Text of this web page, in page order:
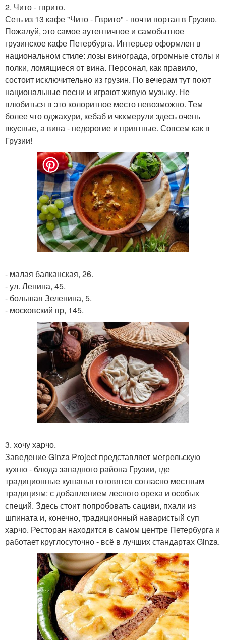
2. Чито - гврито.
Сеть из 13 кафе "Чито - Гврито" - почти портал в Грузию.
Пожалуй, это самое аутентичное и самобытное
грузинское кафе Петербурга. Интерьер оформлен в
национальном стиле: лозы винограда, огромные столы и
полки, ломящиеся от вина. Персонал, как правило,
состоит исключительно из грузин. По вечерам тут поют
национальные песни и играют живую музыку. Не
влюбиться в это колоритное место невозможно. Тем
более что оджахури, кебаб и чкхмерули здесь очень
вкусные, а вина - недорогие и приятные. Совсем как в
Грузии!
- малая балканская, 26.
- ул. Ленина, 45.
- большая Зеленина, 5.
- московский пр, 145.
3. хочу харчо.
Заведение Ginza Project представляет мегрельскую
кухню - блюда западного района Грузии, где
традиционные кушанья готовятся согласно местным
традициям: с добавлением лесного ореха и особых
специй. Здесь стоит попробовать сациви, пхали из
шпината и, конечно, традиционный наваристый суп
харчо. Ресторан находится в самом центре Петербурга и
работает круглосуточно - всё в лучших стандартах Ginza.